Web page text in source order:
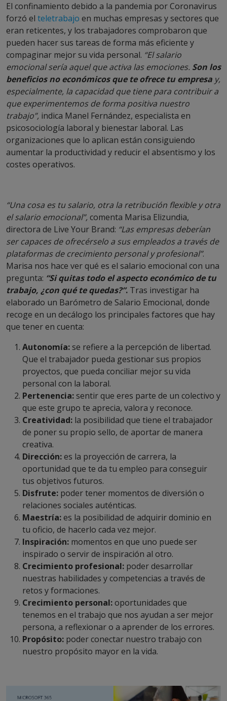
El confinamiento debido a la pandemia por Coronavirus
forzó el teletrabajo en muchas empresas y sectores que
eran reticentes, y los trabajadores comprobaron que
pueden hacer sus tareas de forma más eficiente y
compaginar mejor su vida personal. “El salario
emocional sería aquel que activa las emociones. Son los
beneficios no económicos que te ofrece tu empresa y,
especialmente, la capacidad que tiene para contribuir a
que experimentemos de forma positiva nuestro
trabajo”, indica Manel Fernández, especialista en
psicosociología laboral y bienestar laboral. Las
organizaciones que lo aplican están consiguiendo
aumentar la productividad y reducir el absentismo y los
costes operativos.
“Una cosa es tu salario, otra la retribución flexible y otra
el salario emocional”, comenta Marisa Elizundia,
directora de Live Your Brand: “Las empresas deberían
ser capaces de ofrecérselo a sus empleados a través de
plataformas de crecimiento personal y profesional”.
Marisa nos hace ver qué es el salario emocional con una
pregunta: “Si quitas todo el aspecto económico de tu
trabajo, ¿con qué te quedas?”. Tras investigar ha
elaborado un Barómetro de Salario Emocional, donde
recoge en un decálogo los principales factores que hay
que tener en cuenta:
Autonomía:se refiere a la percepción de libertad.
Que el trabajador pueda gestionar sus propios
proyectos, que pueda conciliar mejor su vida
personal con la laboral.
Pertenencia:sentir que eres parte de un colectivo y
que este grupo te aprecia, valora y reconoce.
Creatividad: la posibilidad que tiene el trabajador
de poner su propio sello, de aportar de manera
creativa.
Dirección:es la proyección de carrera, la
oportunidad que te da tu empleo para conseguir
tus objetivos futuros.
Disfrute: poder tener momentos de diversión o
relaciones sociales auténticas.
Maestría:es la posibilidad de adquirir dominio en
tu oficio, de hacerlo cada vez mejor.
Inspiración: momentos en que uno puede ser
inspirado o servir de inspiración al otro.
Crecimiento profesional: poder desarrollar
nuestras habilidades y competencias a través de
retos y formaciones.
Crecimiento personal:oportunidades que
tenemos en el trabajo que nos ayudan a ser mejor
persona, a reflexionar o a aprender de los errores.
Propósito: poder conectar nuestro trabajo con
nuestro propósito mayor en la vida.